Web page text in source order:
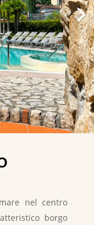
nel centro
borgo